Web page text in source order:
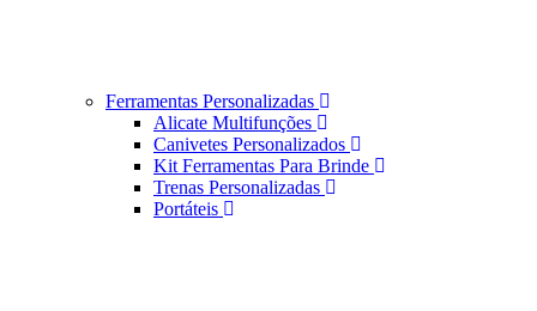
Ferramentas Personalizadas
Alicate Multifunções
Canivetes Personalizados
Kit Ferramentas Para Brinde
Trenas Personalizadas
Portáteis